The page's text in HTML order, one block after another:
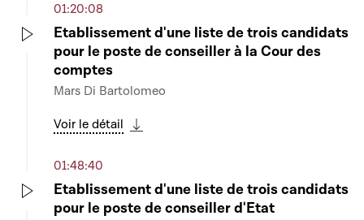
01:20:08
Etablissement d'une liste de trois candidats
pour le poste de conseiller à la Cour des
comptes
Mars Di Bartolomeo
Voir le détail
01:48:40
Etablissement d'une liste de trois candidats
pour le poste de conseiller d'Etat